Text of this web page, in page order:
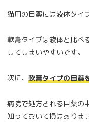
猫用の目薬には液体タイ
軟膏タイプは液体と比べ
してしまいやすいです。
次に、 軟膏タイプの目薬
病院で処方される目薬の
知っておいて損はありま